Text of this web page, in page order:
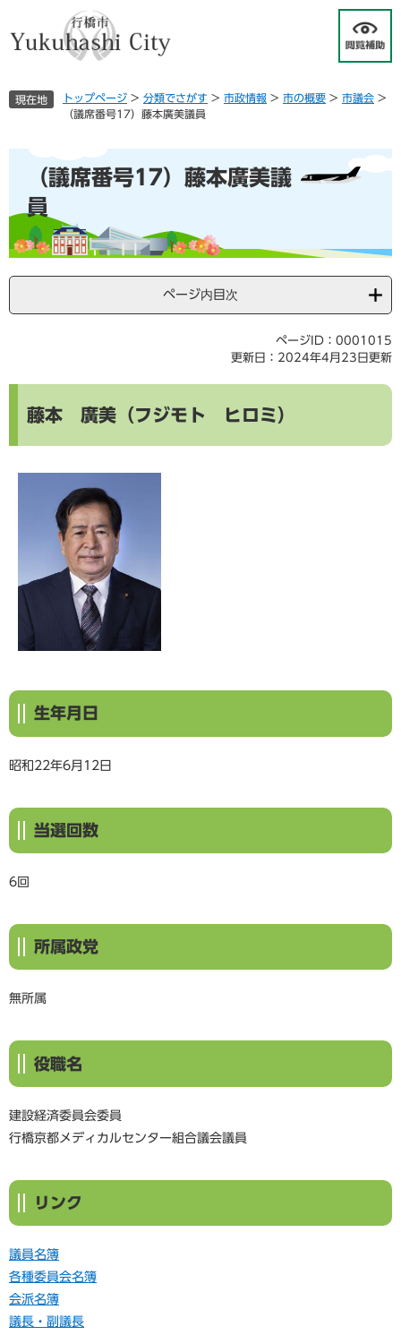
へ
現在地 トップページ > 分類でさがす > 市政情報 > 市の概要 > 市議会 >
（議席番号17）藤本廣美議員
（議席番号17）藤本廣美議
員
ページ内目次
ページID：0001015
更新日：2024年4月23日更新
藤本 廣美（フジモト ヒロミ）
生年月日
昭和22年6月12日
当選回数
6回
所属政党
無所属
役職名
建設経済委員会委員
行橋京都メディカルセンター組合議会議員
リンク
議員名簿
各種委員会名簿
会派名簿
議長・副議長